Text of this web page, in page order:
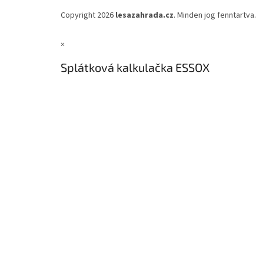
Copyright 2026 lesazahrada.cz. Minden jog fenntartva.
×
Splátková kalkulačka ESSOX